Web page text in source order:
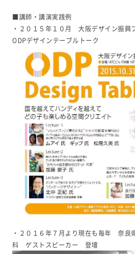
■講師・講演実践例
・２０１５年１０月 大阪デザイン振興
ODPデザインテーブルトーク
・２０１６年７月より現在も毎年 奈
科 ゲストスピーカー 登壇